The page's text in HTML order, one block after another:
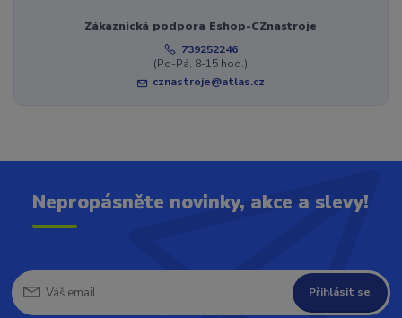
Zákaznická podpora Eshop-CZnastroje
739252246
(Po-Pá, 8-15 hod.)
cznastroje@atlas.cz
Nepropásněte novinky, akce a slevy!
Přihlásit se